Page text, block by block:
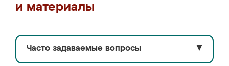
и материалы
Часто задаваемые вопросы ▼